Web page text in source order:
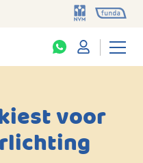
voor